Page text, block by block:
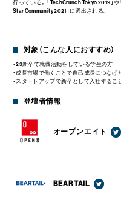
行っている。「TechCrunch Tokyo 2019」
Star Community 2021」に選出される。
対象（こんな人におすすめ）
・23新卒で就職活動をしている学生の方
・成長市場で働くことで自己成長につなげ
・スタートアップで新卒として入社するこ
登壇者情報
オープンエイト
BEARTAIL